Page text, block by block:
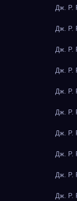
Дж. Р.
Дж. Р.
Дж. Р.
Дж. Р.
Дж. Р.
Дж. Р.
Дж. Р.
Дж. Р.
Дж. Р.
Дж. Р.